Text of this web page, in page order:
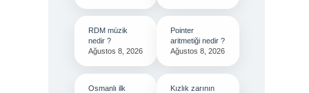
RDM müzik
nedir ?
Ağustos 8, 2026
Pointer
aritmetiği nedir ?
Ağustos 8, 2026
Osmanlı ilk
Kızlık zarının